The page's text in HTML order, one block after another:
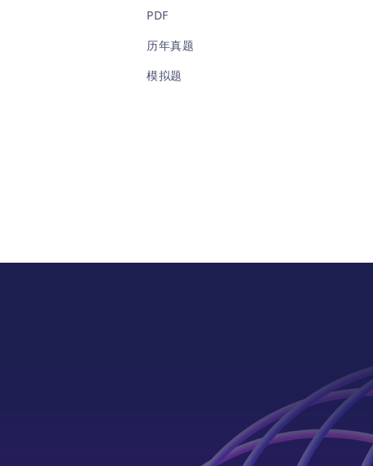
PDF
历年真题
模拟题